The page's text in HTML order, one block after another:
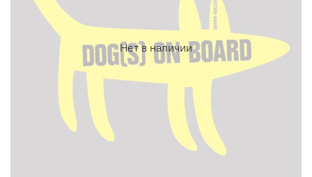
Нет в наличии